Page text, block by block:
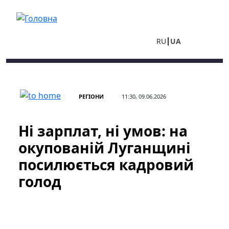
RU UA
РЕГІОНИ 11:30, 09.06.2026
Ні зарплат, ні умов: на
окупованій Луганщині
посилюється кадровий
голод